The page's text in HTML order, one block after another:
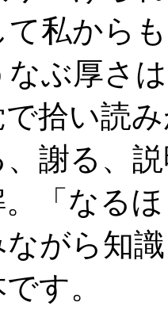
私から
ぶ厚さ
拾い読
謝る、
「なる
がら知
す。